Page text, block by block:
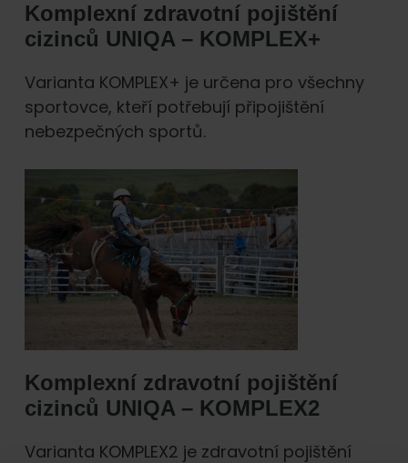
Komplexní zdravotní pojištění
cizinců UNIQA – KOMPLEX+
Varianta KOMPLEX+ je určena pro všechny
sportovce, kteří potřebují připojištění
nebezpečných sportů.
Komplexní zdravotní pojištění
cizinců UNIQA – KOMPLEX2
Varianta KOMPLEX2 je zdravotní pojištění